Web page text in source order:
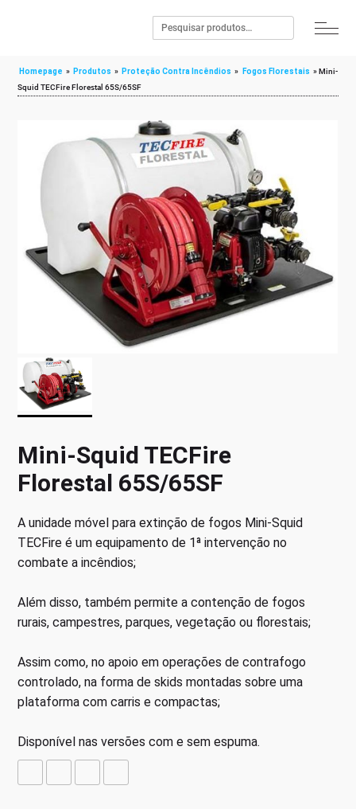
Homepage » Produtos » Proteção Contra Incêndios » Fogos Florestais »Mini-
Squid TECFire Florestal 65S/65SF
Mini-Squid TECFire
Florestal 65S/65SF
A unidade móvel para extinção de fogos Mini-Squid
TECFire é um equipamento de 1ª intervenção no
combate a incêndios;
Além disso, também permite a contenção de fogos
rurais, campestres, parques, vegetação ou florestais;
Assim como, no apoio em operações de contrafogo
controlado, na forma de skids montadas sobre uma
plataforma com carris e compactas;
Disponível nas versões com e sem espuma.